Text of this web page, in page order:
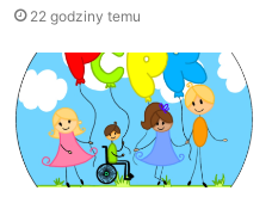
22 godziny temu